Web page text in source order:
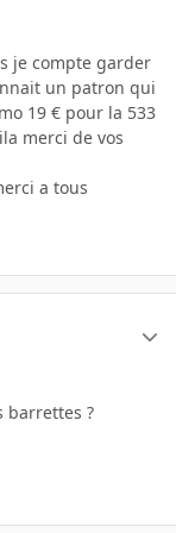
je compte garder
un patron qui
19 € pour la 533
merci de vos
a tous
barrettes ?